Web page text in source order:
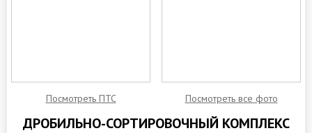
Посмотреть ПТС Посмотреть все фото
ДРОБИЛЬНО-СОРТИРОВОЧНЫЙ КОМПЛЕКС